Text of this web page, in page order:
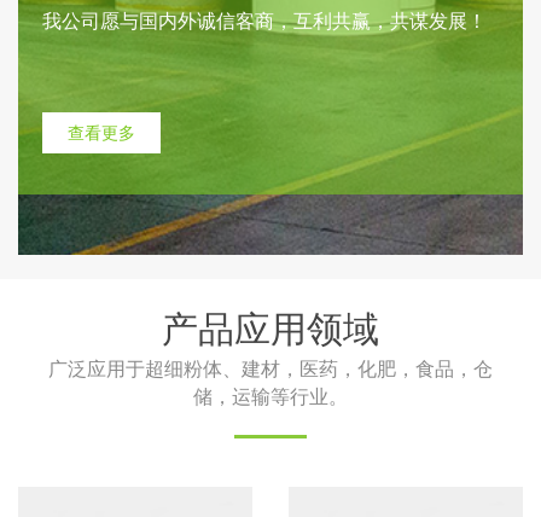
我公司愿与国内外诚信客商，互利共赢，共谋发展！
查看更多
产品应用领域
广泛应用于超细粉体、建材，医药，化肥，食品，仓
储，运输等行业。